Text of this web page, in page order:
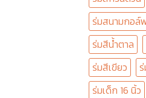
ร่มสนามกอล์
ร่มสีน้ำตาล
ร่มสีเขียว
ร่มเด็ก 16 นิ้ว